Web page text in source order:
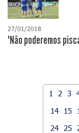
27/01/2018
"Não poderemos
1 2 3
14
15
24
25